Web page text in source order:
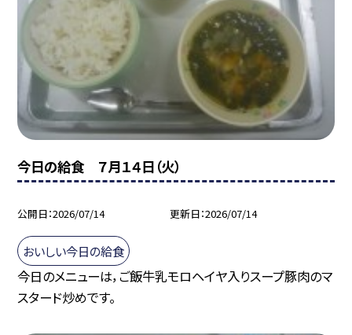
今日の給食 ７月１４日（火）
公開日 2026/07/14 更新日 2026/07/14
おいしい今日の給食
今日のメニューは，ご飯牛乳モロヘイヤ入りスープ豚肉のマ
スタード炒めです。